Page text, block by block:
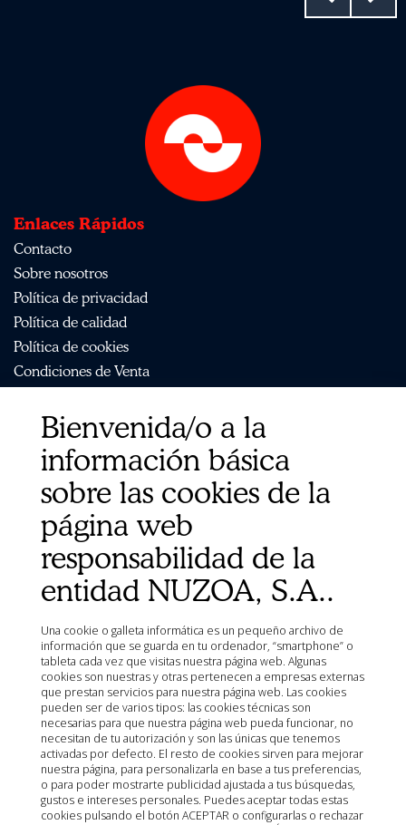
Enlaces Rápidos
Contacto
Sobre nosotros
Política de privacidad
Política de calidad
Política de cookies
Condiciones de Venta
Mapa del sitio
Organismos
Ambiente (MAPA)
Sanitarios (AEMPS)
veterinarios CIMAVET
Bienvenida/o a la
información básica
sobre las cookies de la
página web
responsabilidad de la
entidad NUZOA, S.A..
Una cookie o galleta informática es un pequeño archivo de
información que se guarda en tu ordenador, “smartphone” o
tableta cada vez que visitas nuestra página web. Algunas
cookies son nuestras y otras pertenecen a empresas externas
que prestan servicios para nuestra página web. Las cookies
pueden ser de varios tipos: las cookies técnicas son
necesarias para que nuestra página web pueda funcionar, no
necesitan de tu autorización y son las únicas que tenemos
activadas por defecto. El resto de cookies sirven para mejorar
nuestra página, para personalizarla en base a tus preferencias,
o para poder mostrarte publicidad ajustada a tus búsquedas,
gustos e intereses personales. Puedes aceptar todas estas
cookies pulsando el botón ACEPTAR o configurarlas o rechazar